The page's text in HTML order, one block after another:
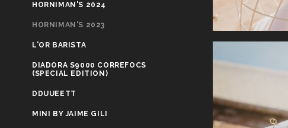
HORNIMAN'S 2024
HORNIMAN'S 2023
L'OR BARISTA
DIADORA S9000 CORREFOCS
(SPECIAL EDITION)
DDUUEETT
MINI BY JAIME GILI